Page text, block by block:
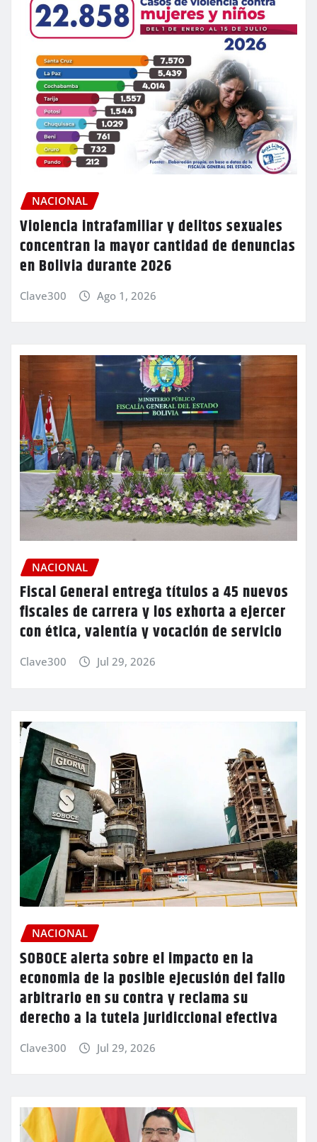
NACIONAL
Violencia intrafamiliar y delitos sexuales
concentran la mayor cantidad de denuncias
en Bolivia durante 2026
Clave300 Ago 1, 2026
NACIONAL
Fiscal General entrega títulos a 45 nuevos
fiscales de carrera y los exhorta a ejercer
con ética, valentía y vocación de servicio
Clave300 Jul 29, 2026
NACIONAL
SOBOCE alerta sobre el impacto en la
economia de la posible ejecusión del fallo
arbitrario en su contra y reclama su
derecho a la tutela juridiccional efectiva
Clave300 Jul 29, 2026